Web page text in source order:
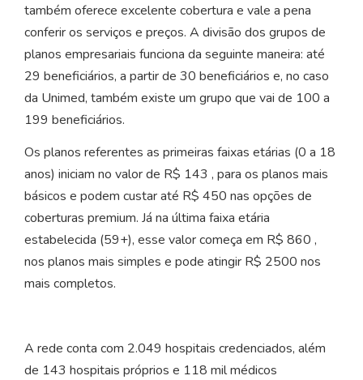
também oferece excelente cobertura e vale a pena
conferir os serviços e preços. A divisão dos grupos de
planos empresariais funciona da seguinte maneira: até
29 beneficiários, a partir de 30 beneficiários e, no caso
da Unimed, também existe um grupo que vai de 100 a
199 beneficiários.
Os planos referentes as primeiras faixas etárias (0 a 18
anos) iniciam no valor de R$ 143 , para os planos mais
básicos e podem custar até R$ 450 nas opções de
coberturas premium. Já na última faixa etária
estabelecida (59+), esse valor começa em R$ 860 ,
nos planos mais simples e pode atingir R$ 2500 nos
mais completos.
A rede conta com 2.049 hospitais credenciados, além
de 143 hospitais próprios e 118 mil médicos